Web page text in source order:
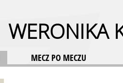
WERONIKA
MECZ PO MECZU